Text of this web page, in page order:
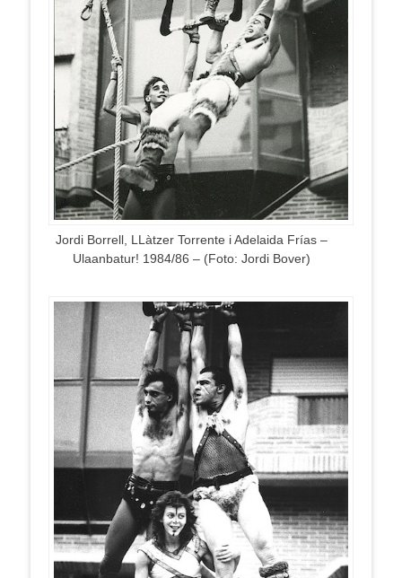
Jordi Borrell, LLàtzer Torrente i Adelaida Frías –
Ulaanbatur! 1984/86 – (Foto: Jordi Bover)